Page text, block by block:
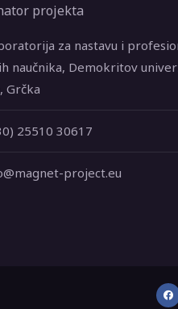
projekta
za nastavu i
naučnika, Demokritov
Grčka
25510 30617
project.eu